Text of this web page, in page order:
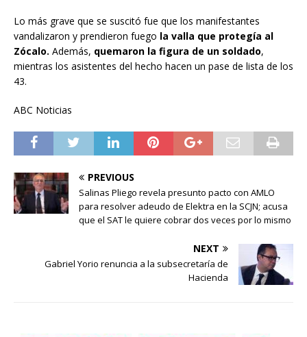
Lo más grave que se suscitó fue que los manifestantes
vandalizaron y prendieron fuego la valla que protegía al
Zócalo. Además, quemaron la figura de un soldado,
mientras los asistentes del hecho hacen un pase de lista de los
43.
ABC Noticias
PREVIOUS
Salinas Pliego revela presunto pacto con AMLO
para resolver adeudo de Elektra en la SCJN; acusa
que el SAT le quiere cobrar dos veces por lo mismo
NEXT
Gabriel Yorio renuncia a la subsecretaría de
Hacienda